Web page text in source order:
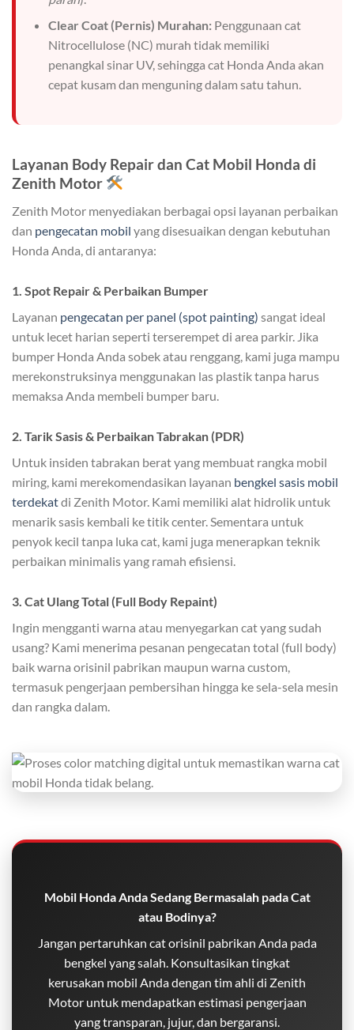
Clear Coat (Pernis) Murahan:Penggunaan cat
Nitrocellulose (NC) murah tidak memiliki
penangkal sinar UV, sehingga cat Honda Anda akan
cepat kusam dan menguning dalam satu tahun.
Layanan Body Repair dan Cat Mobil Honda di
Zenith Motor
Zenith Motor menyediakan berbagai opsi layanan perbaikan
dan pengecatan mobil yang disesuaikan dengan kebutuhan
Honda Anda, di antaranya:
1. Spot Repair & Perbaikan Bumper
Layanan pengecatan per panel (spot painting) sangat ideal
untuk lecet harian seperti terserempet di area parkir. Jika
bumper Honda Anda sobek atau renggang, kami juga mampu
merekonstruksinya menggunakan las plastik tanpa harus
memaksa Anda membeli bumper baru.
2. Tarik Sasis & Perbaikan Tabrakan (PDR)
Untuk insiden tabrakan berat yang membuat rangka mobil
miring, kami merekomendasikan layanan bengkel sasis mobil
terdekatdi Zenith Motor. Kami memiliki alat hidrolik untuk
menarik sasis kembali ke titik center. Sementara untuk
penyok kecil tanpa luka cat, kami juga menerapkan teknik
perbaikan minimalis yang ramah efisiensi.
3. Cat Ulang Total (Full Body Repaint)
Ingin mengganti warna atau menyegarkan cat yang sudah
usang? Kami menerima pesanan pengecatan total (full body)
baik warna orisinil pabrikan maupun warna custom,
termasuk pengerjaan pembersihan hingga ke sela-sela mesin
dan rangka dalam.
Mobil Honda Anda Sedang Bermasalah pada Cat
atau Bodinya?
Jangan pertaruhkan cat orisinil pabrikan Anda pada
bengkel yang salah. Konsultasikan tingkat
kerusakan mobil Anda dengan tim ahli di Zenith
Motor untuk mendapatkan estimasi pengerjaan
yang transparan, jujur, dan bergaransi.